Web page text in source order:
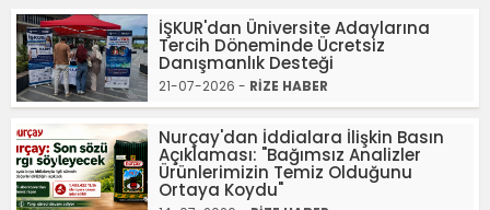
İŞKUR'dan Üniversite Adaylarına
Tercih Döneminde Ücretsiz
Danışmanlık Desteği
21-07-2026 - RİZE HABER
Nurçay'dan İddialara İlişkin Basın
Açıklaması: "Bağımsız Analizler
Ürünlerimizin Temiz Olduğunu
Ortaya Koydu"